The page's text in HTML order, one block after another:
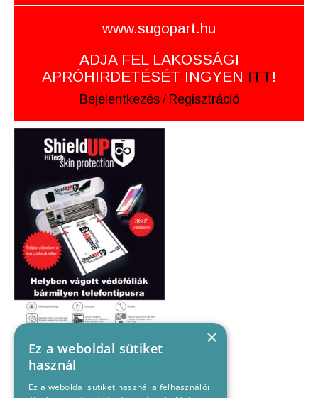
www.sugopart.hu
ADJA FEL LAKOSSÁGI
APRÓHIRDETÉSÉT INGYEN ITT!
Bejelentkezés / Regisztráció
×
Ez a weboldal sütiket
használ
Ez a weboldal sütiket használ a felhasználói